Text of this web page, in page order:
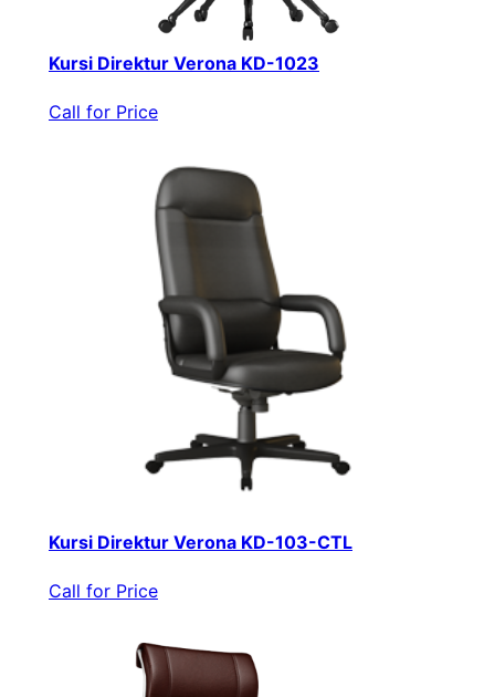
Kursi Direktur Verona KD-1023
Call for Price
Kursi Direktur Verona KD-103-CTL
Call for Price